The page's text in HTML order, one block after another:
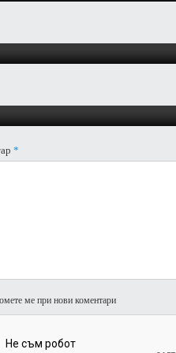
*
ме при нови коментари